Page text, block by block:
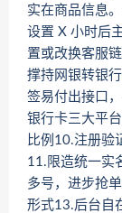
实在商品信息
设置 X 小时后
置或改换客服
撑持网银转银
签易付出接口
银行卡三大平
比例10.注册验
11.限造统一实
多号，进步抢
形式13.后台自